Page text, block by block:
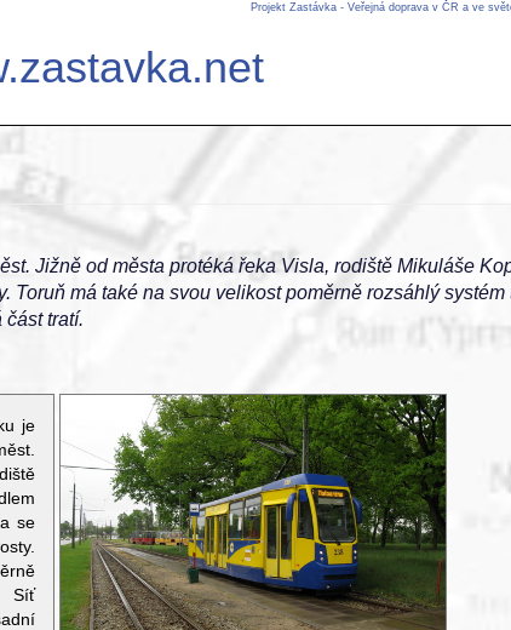
Projekt Zastávka - Veřejná doprava v ČR a ve
Jižně od města protéká řeka Visla, rodiště Mikuláše
má také na svou velikost poměrně rozsáhlý systém
tratí.
je
se
Síť